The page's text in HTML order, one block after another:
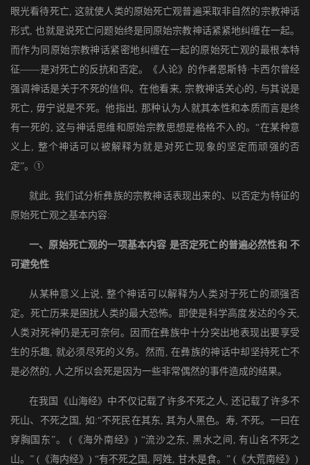
眼光看待死亡, 这就使人类的原始死亡观普遍采取非自然的宗教神话
形式, 也就是说死亡问题始终是同原始宗教神话紧紧地纠缠在一起。
而作为同原始宗教神话紧密地纠缠在一起的原始死亡观的最根本特
征——是对死亡的反抗和否定。《人论》的作者恩斯特·卡西尔曾经
强调神话是关于不死的信仰。在他看来, 宗教神话关心的, 与其说是
死亡, 毋宁说是不死。他指出, 那种认为人就其本性和本质而言是终
有一死的, 这与神话思维和原始宗教思想是格格不入的。“在某种意
义上, 整个神话可以被解释为就是对死亡现象的坚定而顽强的否
定”。①
就此, 我们试分析彝族的宗教神话表现出来的、以否定为特征的
原始死亡观之基本内容:
一、原始死亡观的一项基本内容 是否定死亡的普遍必然性和 不
可避免性
从某种意义上说, 整个神话可以解释为人类对于死亡的顽强否
定。死亡历来是困扰人类的最大恐怖。即使是科学高度发达的今天,
人类对死神仍是无可奈何。因而在彝族中十分突出地表现出要享受
生的乐趣, 就必须尽死的义务。然而, 在彝族的神话中却坚持死亡不
是必然的, 人之所以会死是因为一些非常偶然的事件造成的结果。
在我国《山海经》中不仅记载了许多不死之人, 还记载了许多不
死山、不死之国, 如:“不死民在其东, 其为人黑色。寿, 不死。一曰在
穿胸国东”。 (《海外南经》) “流沙之东, 黑水之间, 有山名不死之
山。” (《海内经》) “有不死之国, 阿姓, 甘木是食。” (《大荒南经》)